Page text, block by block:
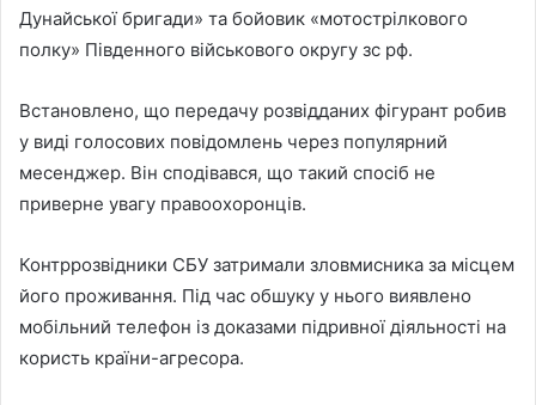
Дунайської бригади» та бойовик «мотострілкового
полку» Південного військового округу зс рф.
Встановлено, що передачу розвідданих фігурант робив
у виді голосових повідомлень через популярний
месенджер. Він сподівався, що такий спосіб не
приверне увагу правоохоронців.
Контррозвідники СБУ затримали зловмисника за місцем
його проживання. Під час обшуку у нього виявлено
мобільний телефон із доказами підривної діяльності на
користь країни-агресора.